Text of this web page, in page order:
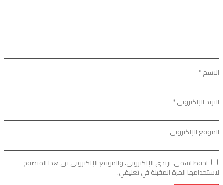
الاسم*
البريد الإلكتروني*
الموقع الإلكتروني
احفظ اسمي، بريدي الإلكتروني، والموقع الإلكتروني في هذا المتصفح
لاستخدامها المرة المقبلة في تعليقي.